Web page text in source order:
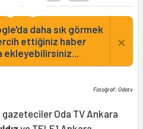
daha sık görmek
ettiğiniz haber
ekleyebilirsiniz...
×
Fotoğraf: Odatv
Oda TV Ankara